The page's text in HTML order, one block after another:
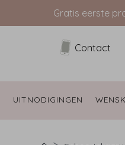
Gratis eerste
Contact
UITNODIGINGEN